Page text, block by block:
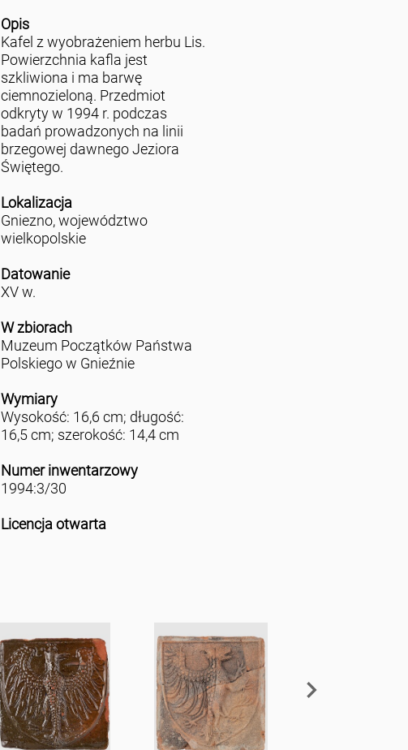
Opis
Kafel z wyobrażeniem herbu Lis.
Powierzchnia kafla jest
szkliwiona i ma barwę
ciemnozieloną. Przedmiot
odkryty w 1994 r. podczas
badań prowadzonych na linii
brzegowej dawnego Jeziora
Świętego.
Lokalizacja
Gniezno, województwo
wielkopolskie
Datowanie
XV w.
W zbiorach
Muzeum Początków Państwa
Polskiego w Gnieźnie
Wymiary
Wysokość: 16,6 cm; długość:
16,5 cm; szerokość: 14,4 cm
Numer inwentarzowy
1994:3/30
Licencja otwarta